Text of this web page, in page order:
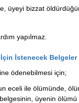
üyeyi bizzat
yapılmaz.
İçin İstenecek Belgeler
ödenebilmesi için;
eceli ile ölümünde,
üyenin